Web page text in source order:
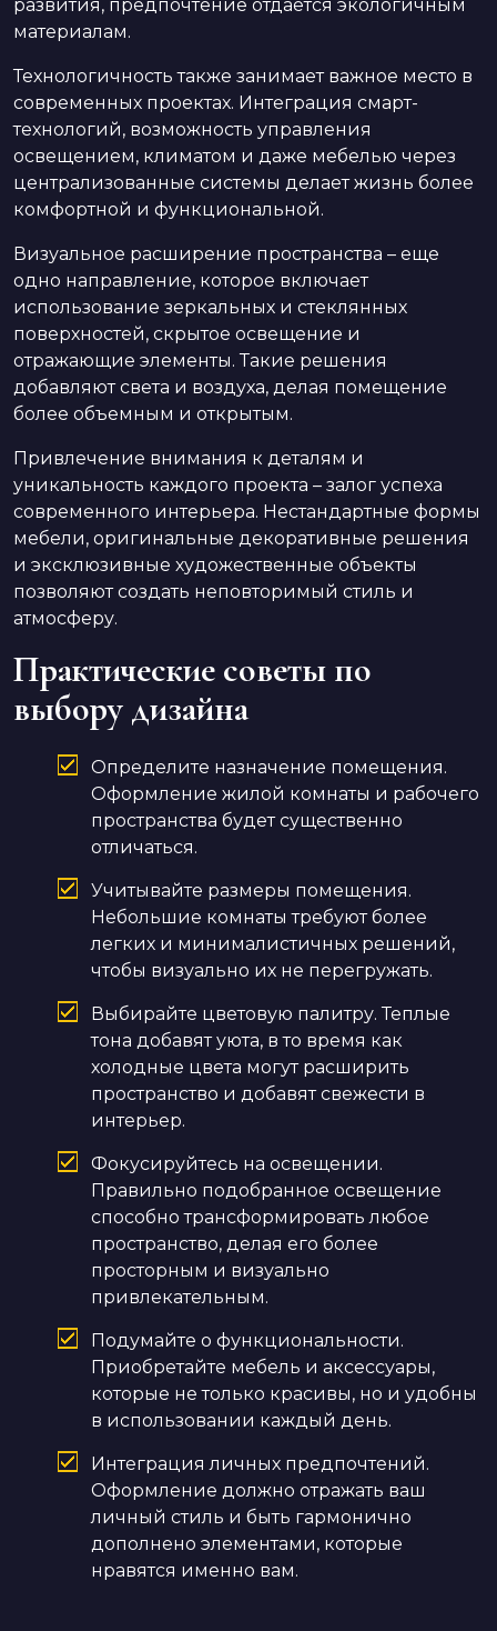
развития, предпочтение отдается экологичным
материалам.
Технологичность также занимает важное место в
современных проектах. Интеграция смарт-
технологий, возможность управления
освещением, климатом и даже мебелью через
централизованные системы делает жизнь более
комфортной и функциональной.
Визуальное расширение пространства – еще
одно направление, которое включает
использование зеркальных и стеклянных
поверхностей, скрытое освещение и
отражающие элементы. Такие решения
добавляют света и воздуха, делая помещение
более объемным и открытым.
Привлечение внимания к деталям и
уникальность каждого проекта – залог успеха
современного интерьера. Нестандартные формы
мебели, оригинальные декоративные решения
и эксклюзивные художественные объекты
позволяют создать неповторимый стиль и
атмосферу.
Практические советы по
выбору дизайна
Определите назначение помещения.
Оформление жилой комнаты и рабочего
пространства будет существенно
отличаться.
Учитывайте размеры помещения.
Небольшие комнаты требуют более
легких и минималистичных решений,
чтобы визуально их не перегружать.
Выбирайте цветовую палитру. Теплые
тона добавят уюта, в то время как
холодные цвета могут расширить
пространство и добавят свежести в
интерьер.
Фокусируйтесь на освещении.
Правильно подобранное освещение
способно трансформировать любое
пространство, делая его более
просторным и визуально
привлекательным.
Подумайте о функциональности.
Приобретайте мебель и аксессуары,
которые не только красивы, но и удобны
в использовании каждый день.
Интеграция личных предпочтений.
Оформление должно отражать ваш
личный стиль и быть гармонично
дополнено элементами, которые
нравятся именно вам.